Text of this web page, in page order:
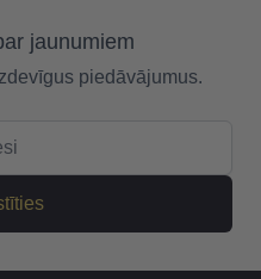
jaunumiem
piedāvājumus.